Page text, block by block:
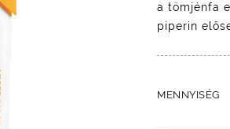
a tömjénfa
piperin
MENNYISÉG